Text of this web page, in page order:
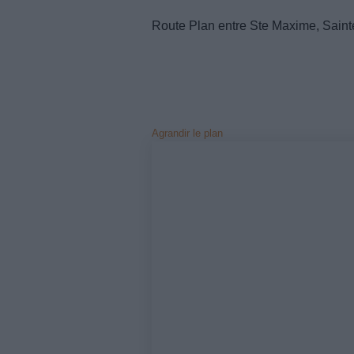
Route Plan entre Ste Maxime,
Agrandir le plan